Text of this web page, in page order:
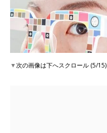
▼次の画像は下へスクロール (5/15)